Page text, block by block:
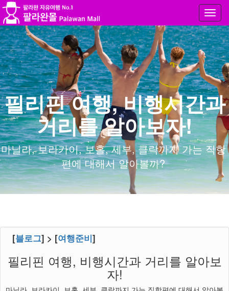
필리핀 여행, 비행시간과
거리를 알아보자!
마닐라, 보라카이, 보홀, 세부, 클락까지 가는 직항
편에 대해서 알아볼까?
[블로그] > [여행준비]
필리핀 여행, 비행시간과 거리를 알아보
자!